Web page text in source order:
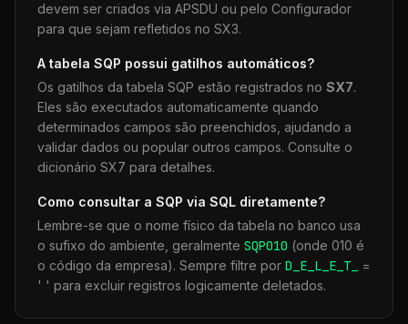
devem ser criados via APSDU ou pelo Configurador
para que sejam refletidos no SX3.
A tabela SQP possui gatilhos automáticos?
Os gatilhos da tabela SQP estão registrados no SX7.
Eles são executados automaticamente quando
determinados campos são preenchidos, ajudando a
validar dados ou popular outros campos. Consulte o
dicionário SX7 para detalhes.
Como consultar a SQP via SQL diretamente?
Lembre-se que o nome físico da tabela no banco usa
o sufixo do ambiente, geralmente SQP010 (onde 010 é
o código da empresa). Sempre filtre por D_E_L_E_T_
=
' ' para excluir registros logicamente deletados.